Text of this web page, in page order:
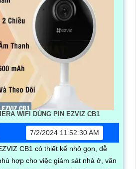
WIFI DÙNG PIN EZVIZ CB1
7/2/2024 11:52:30 AM
CB1 có thiết kế nhỏ gọn, dễ
hợp cho việc giám sát nhà ở, văn